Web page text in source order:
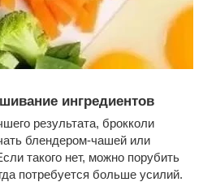
ингредиентов
результата, брокколи
блендером-чашей или
такого нет, можно порубить
потребуется больше усилий.